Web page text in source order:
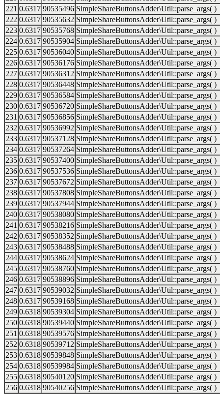
221 0.6317 90535496 SimpleShareButtonsAdder\Util::parse_args( )
222 0.6317 90535632 SimpleShareButtonsAdder\Util::parse_args( )
223 0.6317 90535768 SimpleShareButtonsAdder\Util::parse_args( )
224 0.6317 90535904 SimpleShareButtonsAdder\Util::parse_args( )
225 0.6317 90536040 SimpleShareButtonsAdder\Util::parse_args( )
226 0.6317 90536176 SimpleShareButtonsAdder\Util::parse_args( )
227 0.6317 90536312 SimpleShareButtonsAdder\Util::parse_args( )
228 0.6317 90536448 SimpleShareButtonsAdder\Util::parse_args( )
229 0.6317 90536584 SimpleShareButtonsAdder\Util::parse_args( )
230 0.6317 90536720 SimpleShareButtonsAdder\Util::parse_args( )
231 0.6317 90536856 SimpleShareButtonsAdder\Util::parse_args( )
232 0.6317 90536992 SimpleShareButtonsAdder\Util::parse_args( )
233 0.6317 90537128 SimpleShareButtonsAdder\Util::parse_args( )
234 0.6317 90537264 SimpleShareButtonsAdder\Util::parse_args( )
235 0.6317 90537400 SimpleShareButtonsAdder\Util::parse_args( )
236 0.6317 90537536 SimpleShareButtonsAdder\Util::parse_args( )
237 0.6317 90537672 SimpleShareButtonsAdder\Util::parse_args( )
238 0.6317 90537808 SimpleShareButtonsAdder\Util::parse_args( )
239 0.6317 90537944 SimpleShareButtonsAdder\Util::parse_args( )
240 0.6317 90538080 SimpleShareButtonsAdder\Util::parse_args( )
241 0.6317 90538216 SimpleShareButtonsAdder\Util::parse_args( )
242 0.6317 90538352 SimpleShareButtonsAdder\Util::parse_args( )
243 0.6317 90538488 SimpleShareButtonsAdder\Util::parse_args( )
244 0.6317 90538624 SimpleShareButtonsAdder\Util::parse_args( )
245 0.6317 90538760 SimpleShareButtonsAdder\Util::parse_args( )
246 0.6317 90538896 SimpleShareButtonsAdder\Util::parse_args( )
247 0.6317 90539032 SimpleShareButtonsAdder\Util::parse_args( )
248 0.6317 90539168 SimpleShareButtonsAdder\Util::parse_args( )
249 0.6318 90539304 SimpleShareButtonsAdder\Util::parse_args( )
250 0.6318 90539440 SimpleShareButtonsAdder\Util::parse_args( )
251 0.6318 90539576 SimpleShareButtonsAdder\Util::parse_args( )
252 0.6318 90539712 SimpleShareButtonsAdder\Util::parse_args( )
253 0.6318 90539848 SimpleShareButtonsAdder\Util::parse_args( )
254 0.6318 90539984 SimpleShareButtonsAdder\Util::parse_args( )
255 0.6318 90540120 SimpleShareButtonsAdder\Util::parse_args( )
256 0.6318 90540256 SimpleShareButtonsAdder\Util::parse_args( )